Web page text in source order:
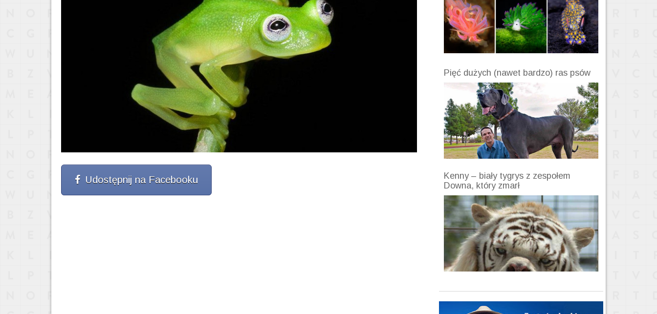
Udostępnij na Facebooku
Pięć dużych (nawet bardzo) ras psów
Kenny – biały tygrys z zespołem
Downa, który zmarł